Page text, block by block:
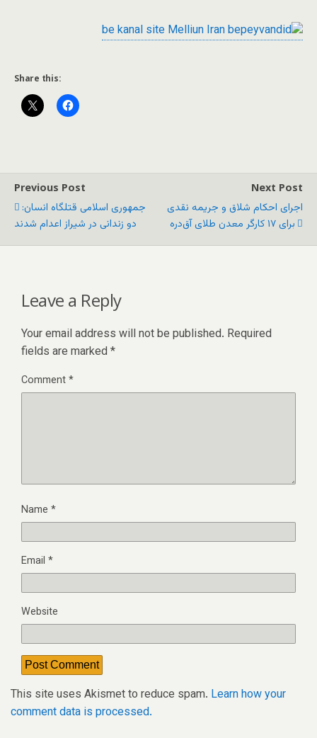
Share this:
Previous Post
جمهوری اسلامی قتلگاه انسان:
دو زندانی در شیراز اعدام شدند
Next Post
اجرای احکام شلاق و جریمه نقدی
برای ۱۷ کارگر معدن طلای آق‌دره
Leave a Reply
Your email address will not be published. Required
fields are marked *
Comment*
Name *
Email *
Website
This site uses Akismet to reduce spam. Learn how your
comment data is processed.